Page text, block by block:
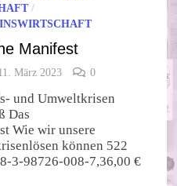
/
Manifest
März 2023 0
und Umweltkrisen
Das
Wie wir unsere
können 522
3-98726-008-7,36,00 €